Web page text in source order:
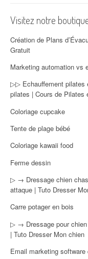
Visitez notre
Création de Plans
Gratuit
Marketing automation vs
▷▷ Echauffement pilates
pilates | Cours de Pilates
Coloriage cupcake
Tente de plage bébé
Coloriage kawaii food
Ferme dessin
▷ → Dressage chien
attaque | Tuto Dresser
Carre potager en bois
▷ → Dressage pour chien
| Tuto Dresser Mon chien
Email marketing software